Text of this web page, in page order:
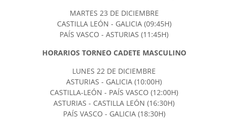
MARTES 23 DE DICIEMBRE
CASTILLA LEÓN - GALICIA (09:45H)
PAÍS VASCO - ASTURIAS (11:45H)
HORARIOS TORNEO CADETE MASCULINO
LUNES 22 DE DICIEMBRE
ASTURIAS - GALICIA (10:00H)
CASTILLA-LEÓN - PAÍS VASCO (12:00H)
ASTURIAS - CASTILLA LEÓN (16:30H)
PAÍS VASCO - GALICIA (18:30H)